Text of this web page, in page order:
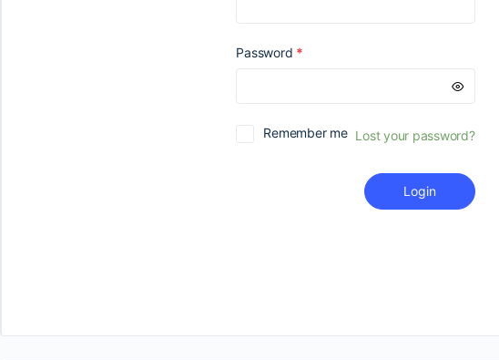
Password *Required
Remember me Lost your password?
Login